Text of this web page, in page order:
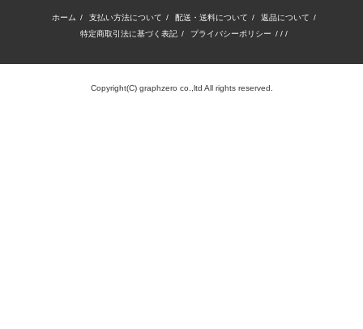
ホーム / 支払い方法について / 配送・送料について / 返品について /
特定商取引法に基づく表記 / プライバシーポリシー / / /
Copyright(C) graphzero co.,ltd All rights reserved.